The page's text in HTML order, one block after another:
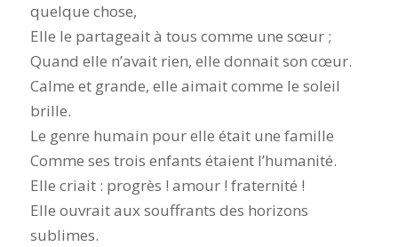
quelque chose,
Elle le partageait à tous comme une sœur ;
Quand elle n’avait rien, elle donnait son cœur.
Calme et grande, elle aimait comme le soleil
brille.
Le genre humain pour elle était une famille
Comme ses trois enfants étaient l’humanité.
Elle criait : progrès ! amour ! fraternité !
Elle ouvrait aux souffrants des horizons
sublimes.